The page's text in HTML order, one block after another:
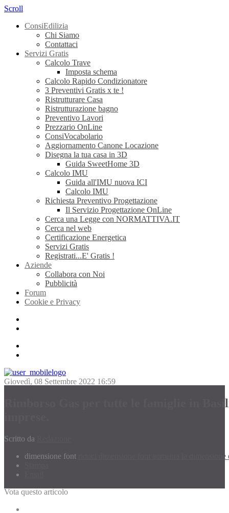
Scroll
ConsiEdilizia
Chi Siamo
Contattaci
Servizi Gratis
Calcolo Trave
Imposta schema
Calcolo Rapido Condizionatore
3 Preventivi Gratis x te !
Ristrutturare Casa
Ristrutturazione bagno
Preventivo Lavori
Prezzario OnLine
ConsiVocabolario
Aggiornamento Canone Locazione
Disegna la tua casa in 3D
Guida SweetHome 3D
Calcolo IMU
Guida all'IMU nuova ICI
Calcolo IMU
Richiesta Preventivo Progettazione
Il Servizio Progettazione OnLine
Cerca una Legge con NORMATTIVA.IT
Cerca nel web
Certificazione Energetica
Servizi Gratis
Registrati...E' Gratis !
Aziende
Collabora con Noi
Pubblicità
Forum
Cookie e Privacy
Giovedì, 08 Settembre 2022 16:59
Rimborso Gas per tutte le famiglie in
Scritto da
dimensione font
aumenta la
Vota questo articolo